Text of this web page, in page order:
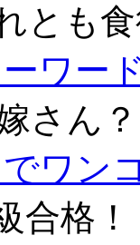
とも
ワー
さん？
ワン
合格！